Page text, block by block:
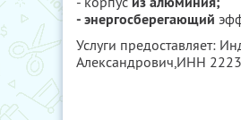
- энергосберегающий
Услуги предоставляет:
Александрович,ИНН